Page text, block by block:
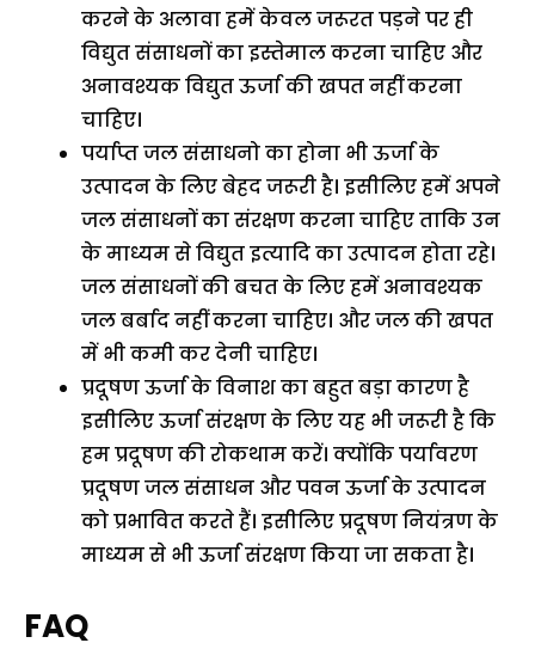
करने के अलावा हमें केवल जरूरत पड़ने पर ही
विद्युत संसाधनों का इस्तेमाल करना चाहिए और
अनावश्यक विद्युत ऊर्जा की खपत नहीं करना
चाहिए।
पर्याप्त जल संसाधनो का होना भी ऊर्जा के
उत्पादन के लिए बेहद जरूरी है। इसीलिए हमें अपने
जल संसाधनों का संरक्षण करना चाहिए ताकि उन
के माध्यम से विद्युत इत्यादि का उत्पादन होता रहे।
जल संसाधनों की बचत के लिए हमें अनावश्यक
जल बर्बाद नहीं करना चाहिए। और जल की खपत
में भी कमी कर देनी चाहिए।
प्रदूषण ऊर्जा के विनाश का बहुत बड़ा कारण है
इसीलिए ऊर्जा संरक्षण के लिए यह भी जरूरी है कि
हम प्रदूषण की रोकथाम करें। क्योंकि पर्यावरण
प्रदूषण जल संसाधन और पवन ऊर्जा के उत्पादन
को प्रभावित करते हैं। इसीलिए प्रदूषण नियंत्रण के
माध्यम से भी ऊर्जा संरक्षण किया जा सकता है।
FAQ